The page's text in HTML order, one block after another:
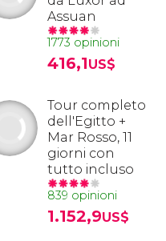
Assuan
1773 opinioni
416,1US$
Tour completo
dell'Egitto +
Mar Rosso, 11
giorni con
tutto incluso
839 opinioni
1.152,9US$